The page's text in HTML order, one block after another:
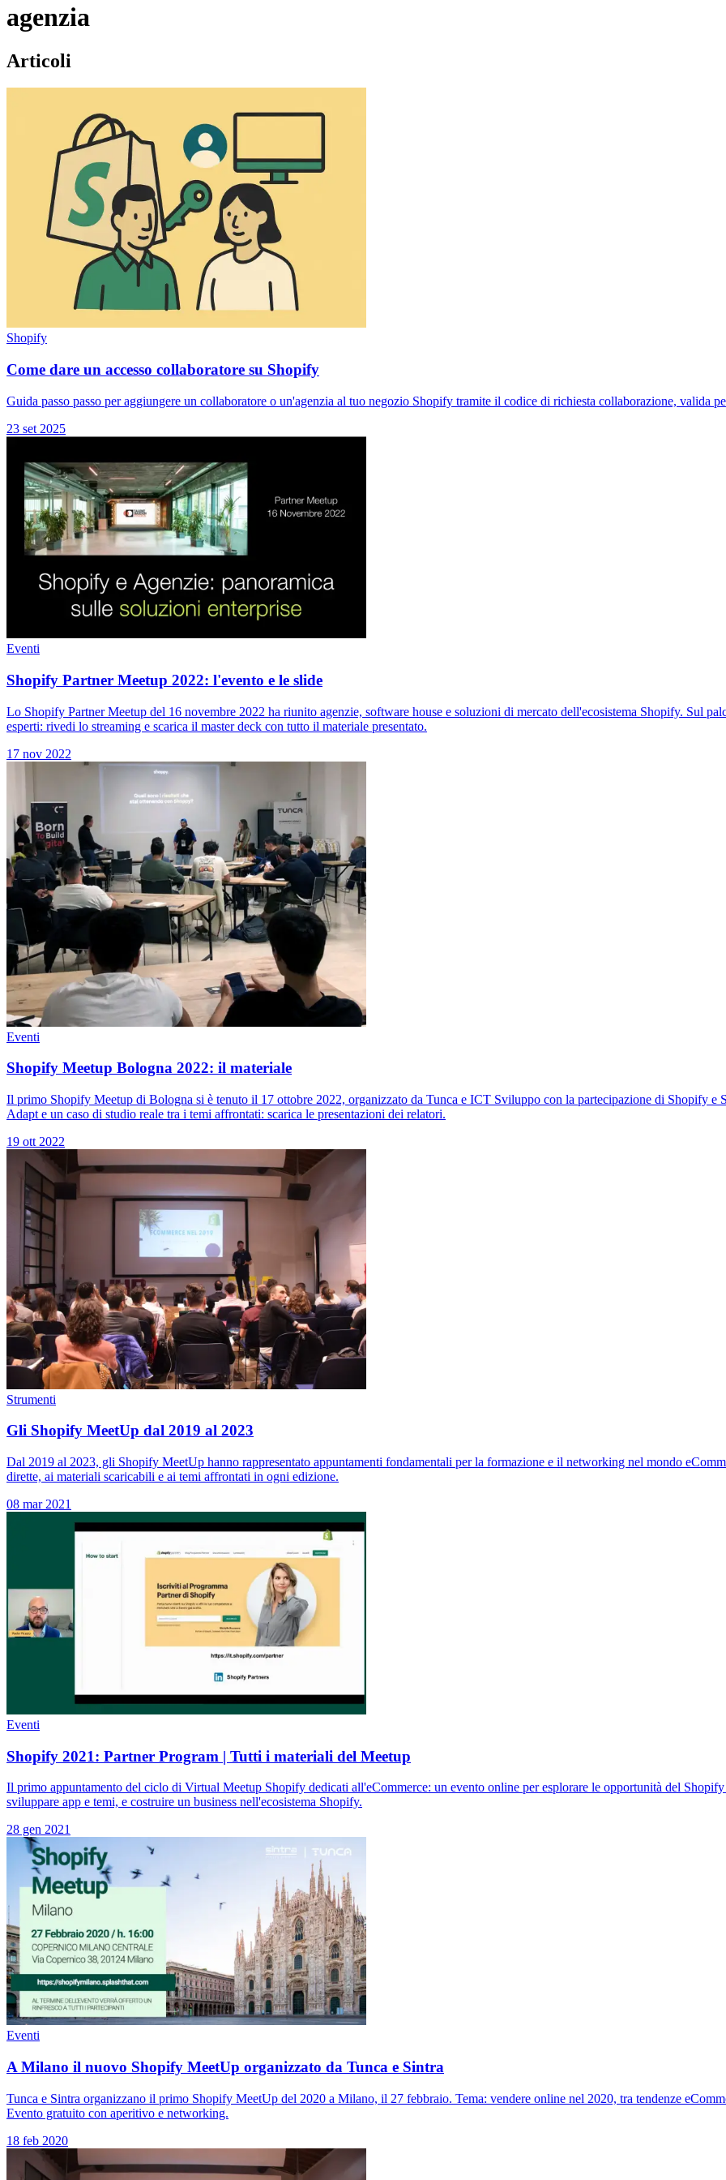
agenzia
Articoli
Shopify
Come dare un accesso collaboratore su Shopify
Guida passo passo per aggiungere un collaboratore o un'agenzia al tuo negozio Shopify tramite il codice di richiesta collaborazione, valida
23 set 2025
Eventi
Shopify Partner Meetup 2022: l'evento e le slide
Lo Shopify Partner Meetup del 16 novembre 2022 ha riunito agenzie, software house e soluzioni di mercato dell'ecosistema Shopify. Sul
esperti: rivedi lo streaming e scarica il master deck con tutto il materiale presentato.
17 nov 2022
Eventi
Shopify Meetup Bologna 2022: il materiale
Il primo Shopify Meetup di Bologna si è tenuto il 17 ottobre 2022, organizzato da Tunca e ICT Sviluppo con la partecipazione di Shopify e
Adapt e un caso di studio reale tra i temi affrontati: scarica le presentazioni dei relatori.
19 ott 2022
Strumenti
Gli Shopify MeetUp dal 2019 al 2023
Dal 2019 al 2023, gli Shopify MeetUp hanno rappresentato appuntamenti fondamentali per la formazione e il networking nel mondo
dirette, ai materiali scaricabili e ai temi affrontati in ogni edizione.
08 mar 2021
Eventi
Shopify 2021: Partner Program | Tutti i materiali del Meetup
Il primo appuntamento del ciclo di Virtual Meetup Shopify dedicati all'eCommerce: un evento online per esplorare le opportunità del
sviluppare app e temi, e costruire un business nell'ecosistema Shopify.
28 gen 2021
Eventi
A Milano il nuovo Shopify MeetUp organizzato da Tunca e Sintra
Tunca e Sintra organizzano il primo Shopify MeetUp del 2020 a Milano, il 27 febbraio. Tema: vendere online nel 2020, tra tendenze
Evento gratuito con aperitivo e networking.
18 feb 2020